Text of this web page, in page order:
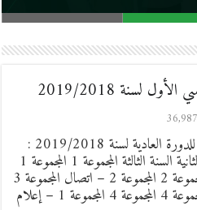
المكوّنين باللغة
الإعلام والاتصال-
علوم الإعلام و الاتصال -
لسنة 2019/2018
نتائـــج المداولات للسداسي الأول للدورة العادية لسنة 2019/2018 :
طور الليسانس السنة الأولى السنة الثانية السنة الثالثة المجموعة 1 المجموعة 1
المجموعة 1 – اتصال المجموعة 2 المجموعة 2 المجموعة 2 – اتصال المجموعة 3
المجموعة 3 المجموعة 3 – إتصال المجموعة 4 المجموعة 4 المجموعة 1 – إعلام